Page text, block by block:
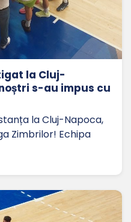
la Cluj-
s-au impus cu
la Cluj-Napoca,
Zimbrilor! Echipa